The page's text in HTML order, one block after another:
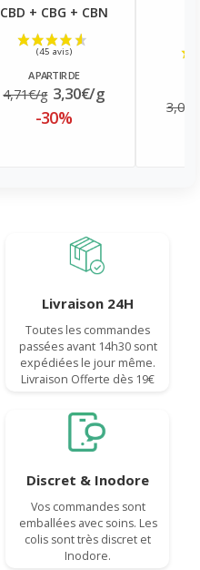
CBD + CBG + CBN
A PARTIR DE
4,71€/g 3,30€/g
-30%
Livraison 24H
Toutes les commandes
passées avant 14h30 sont
expédiées le jour même.
Livraison Offerte dès 19€
Discret & Inodore
Vos commandes sont
emballées avec soins. Les
colis sont très discret et
Inodore.